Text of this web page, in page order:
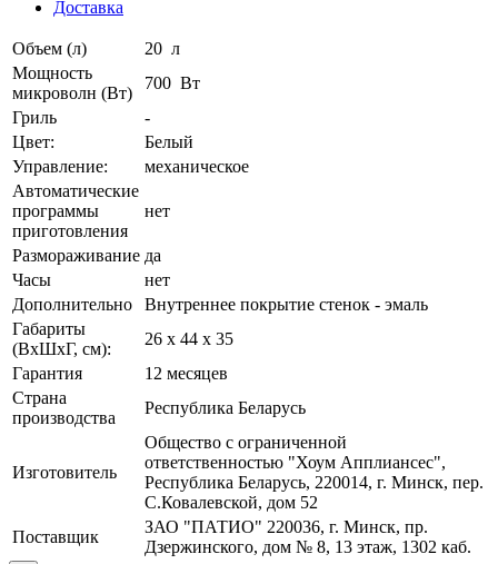
Доставка
Объем (л)
20 л
Мощность
микроволн (Вт)
700 Вт
Гриль
-
Цвет:
Белый
Управление:
механическое
Автоматические
программы
приготовления
нет
Размораживание да
Часы
нет
Дополнительно
Внутреннее покрытие стенок - эмаль
Габариты
(ВхШхГ, см):
26 х 44 х 35
Гарантия
12 месяцев
Страна
производства
Республика Беларусь
Изготовитель
Общество с ограниченной
ответственностью "Хоум Апплиансес",
Республика Беларусь, 220014, г. Минск, пер.
С.Ковалевской, дом 52
Поставщик
ЗАО "ПАТИО" 220036, г. Минск, пр.
Дзержинского, дом № 8, 13 этаж, 1302 каб.